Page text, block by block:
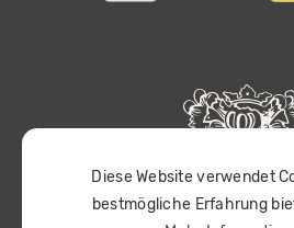
Diese Website verwendet
bestmögliche Erfahrung